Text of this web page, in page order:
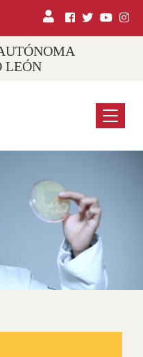
LEÓN
Menu